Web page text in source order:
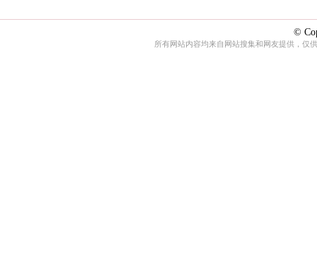
©
所有网站内容均来自网站搜集和网友提供，仅